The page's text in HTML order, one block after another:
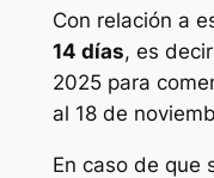
Con relación a
14 días, es
2025 para
al 18 de
En caso de que